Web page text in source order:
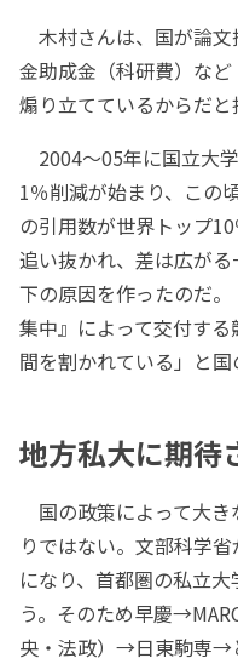
木村さんは、国が論
金助成金（科研費）な
煽り立てているからだと
2004～05年に国立大
1％削減が始まり、この
の引用数が世界トップ
追い抜かれ、差は広が
下の原因を作ったのだ
集中』によって交付す
間を割かれている」と国
地方私大に期待
国の政策によって大
りではない。文部科学
になり、首都圏の私立
う。そのため早慶
央・法政）→日東駒専→